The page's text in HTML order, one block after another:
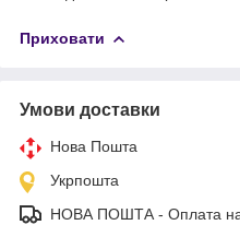
Приховати
Умови доставки
Нова Пошта
Укрпошта
НОВА ПОШТА - Оплата